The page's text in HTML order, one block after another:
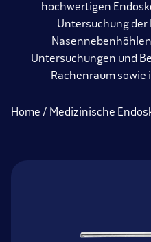
hochwertigen
Untersuchung der
Untersuchungen und
Rachenraum sowie
Home Medizinische